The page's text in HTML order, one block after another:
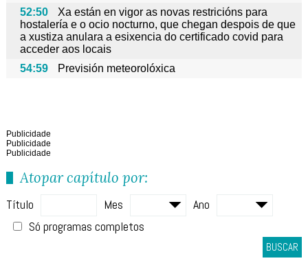
52:50
Xa están en vigor as novas restricións para
hostalería e o ocio nocturno, que chegan despois de que
a xustiza anulara a esixencia do certificado covid para
acceder aos locais
54:59
Previsión meteorolóxica
Publicidade
Publicidade
Publicidade
Atopar capítulo por:
Título Mes
Ano
Só programas completos
BUSCAR